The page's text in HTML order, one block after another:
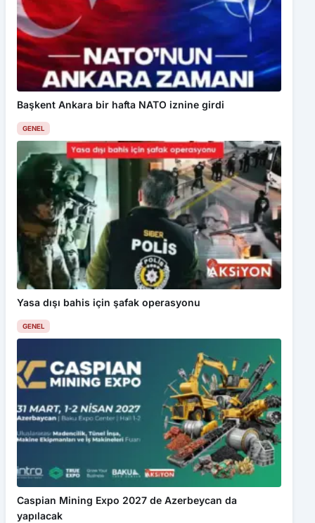
Başkent Ankara bir hafta NATO iznine girdi
GENEL
Yasa dışı bahis için şafak operasyonu
GENEL
Caspian Mining Expo 2027 de Azerbeycan da
yapılacak